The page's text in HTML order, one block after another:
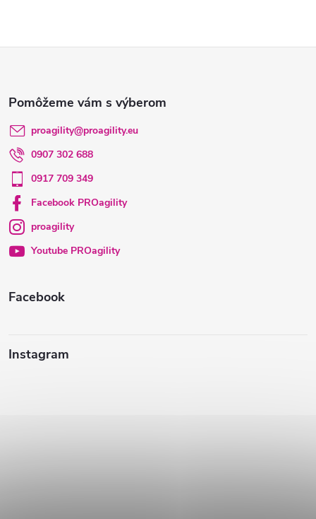
á
p
ä
Facebook
Instagram
proagility@proagility.eu
0907 302 688
0917 709 349
Facebook PROagility
proagility
Youtube PROagility